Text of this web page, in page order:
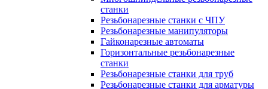
станки
Резьбонарезные станки с ЧПУ
Резьбонарезные манипуляторы
Гайконарезные автоматы
Горизонтальные резьбонарезные
станки
Резьбонарезные станки для труб
Резьбонарезные станки для арматуры